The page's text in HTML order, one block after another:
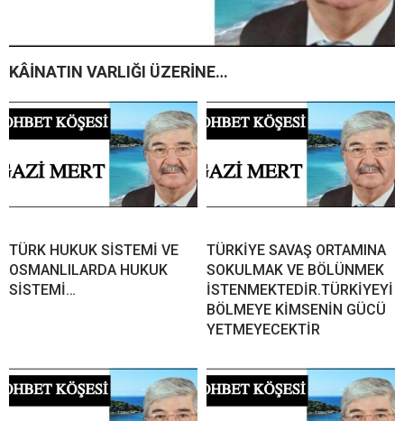
KÂİNATIN VARLIĞI ÜZERİNE…
TÜRK HUKUK SİSTEMİ VE
OSMANLILARDA HUKUK
SİSTEMİ…
TÜRKİYE SAVAŞ ORTAMINA
SOKULMAK VE BÖLÜNMEK
İSTENMEKTEDİR.TÜRKİYEYİ
BÖLMEYE KİMSENİN GÜCÜ
YETMEYECEKTİR